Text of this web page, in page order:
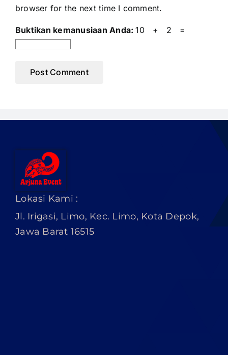
browser for the next time I comment.
Buktikan kemanusiaan Anda:10 + 2 =
Lokasi Kami :
Jl. Irigasi, Limo, Kec. Limo, Kota Depok,
Jawa Barat 16515